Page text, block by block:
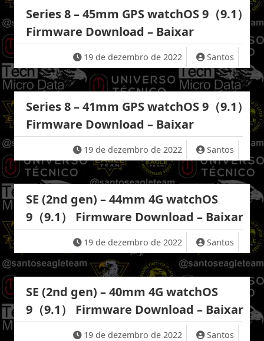
Series 8 – 45mm GPS watchOS 9（9.1）
Firmware Download – Baixar
19 de dezembro de 2022 Santos
Series 8 – 41mm GPS watchOS 9（9.1）
Firmware Download – Baixar
19 de dezembro de 2022 Santos
SE (2nd gen) – 44mm 4G watchOS
9（9.1） Firmware Download – Baixar
19 de dezembro de 2022 Santos
SE (2nd gen) – 40mm 4G watchOS
9（9.1） Firmware Download – Baixar
19 de dezembro de 2022 Santos